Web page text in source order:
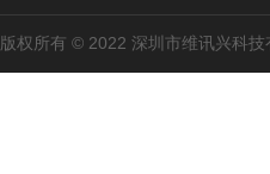
版权所有 © 2022 深圳市维讯兴科